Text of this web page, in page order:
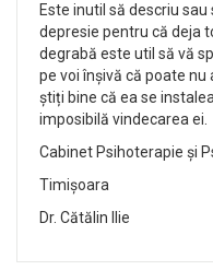
Este inutil să descriu
depresie pentru că deja
degrabă este util să vă
pe voi înșivă că poate
știți bine că ea se
imposibilă vindecarea ei.
Cabinet Psihoterapie și
Timișoara
Dr. Cătălin Ilie